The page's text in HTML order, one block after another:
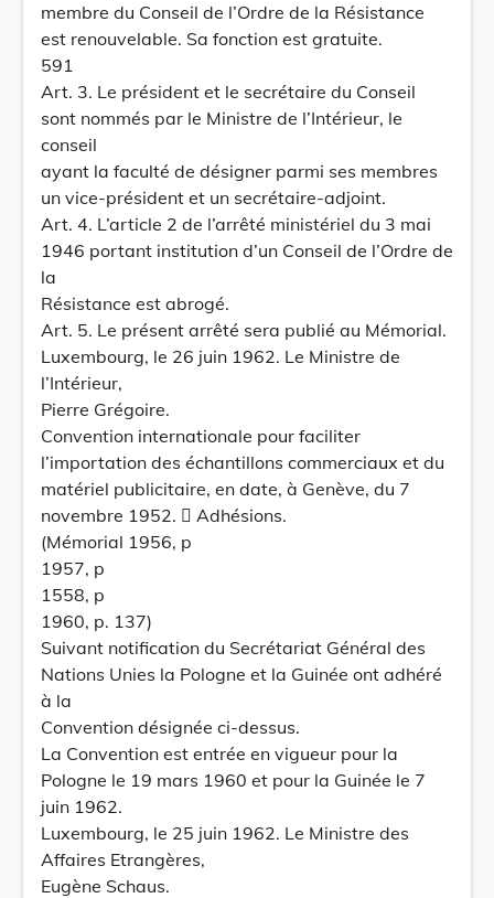
membre du Conseil de l’Ordre de la Résistance
est renouvelable. Sa fonction est gratuite.
591
Art. 3. Le président et le secrétaire du Conseil
sont nommés par le Ministre de l’Intérieur, le
conseil
ayant la faculté de désigner parmi ses membres
un vice-président et un secrétaire-adjoint.
Art. 4. L’article 2 de l’arrêté ministériel du 3 mai
1946 portant institution d’un Conseil de l’Ordre de
la
Résistance est abrogé.
Art. 5. Le présent arrêté sera publié au Mémorial.
Luxembourg, le 26 juin 1962. Le Ministre de
l’Intérieur,
Pierre Grégoire.
Convention internationale pour faciliter
l’importation des échantillons commerciaux et du
matériel publicitaire, en date, à Genève, du 7
novembre 1952.  Adhésions.
(Mémorial 1956, p
1957, p
1558, p
1960, p. 137)
Suivant notification du Secrétariat Général des
Nations Unies la Pologne et la Guinée ont adhéré
à la
Convention désignée ci-dessus.
La Convention est entrée en vigueur pour la
Pologne le 19 mars 1960 et pour la Guinée le 7
juin 1962.
Luxembourg, le 25 juin 1962. Le Ministre des
Affaires Etrangères,
Eugène Schaus.